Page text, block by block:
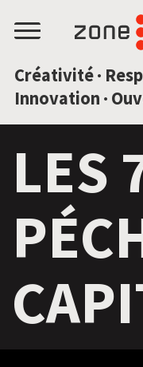
Menu
Créativité ·
Innovation ·
LES